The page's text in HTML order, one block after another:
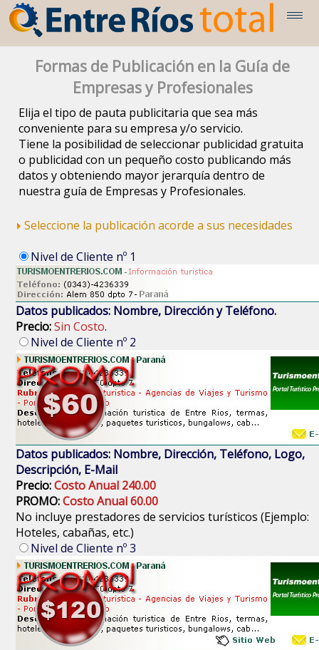
Formas de Publicación en la Guía de
Empresas y Profesionales
Elija el tipo de pauta publicitaria que sea más
conveniente para su empresa y/o servicio.
Tiene la posibilidad de seleccionar publicidad gratuita
o publicidad con un pequeño costo publicando más
datos y obteniendo mayor jerarquía dentro de
nuestra guía de Empresas y Profesionales.
Seleccione la publicación acorde a sus necesidades
Nivel de Cliente nº 1
Datos publicados: Nombre, Dirección y Teléfono.
Precio:Sin Costo.
Nivel de Cliente nº 2
Datos publicados: Nombre, Dirección, Teléfono, Logo,
Descripción, E-Mail
Precio:Costo Anual 240.00
PROMO:Costo Anual 60.00
No incluye prestadores de servicios turísticos (Ejemplo:
Hoteles, cabañas, etc.)
Nivel de Cliente nº 3